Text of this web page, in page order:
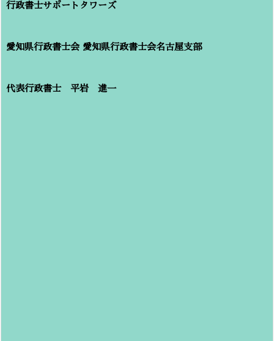
行政書士サポートタワーズ
愛知県行政書士会 愛知県行政書士会名古屋支部
代表行政書士 平岩 進一